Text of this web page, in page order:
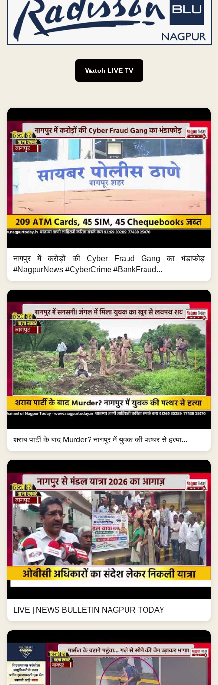
Watch LIVE TV
नागपुर में करोड़ों की Cyber Fraud Gang का भंडाफोड़
#NagpurNews #CyberCrime #BankFraud...
शराब पार्टी के बाद Murder? नागपुर में युवक की पत्थर से हत्या...
LIVE | NEWS BULLETIN NAGPUR TODAY